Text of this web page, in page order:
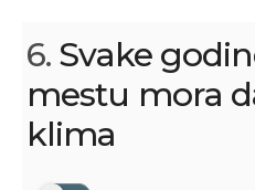
6. Svake
mestu mora
klima